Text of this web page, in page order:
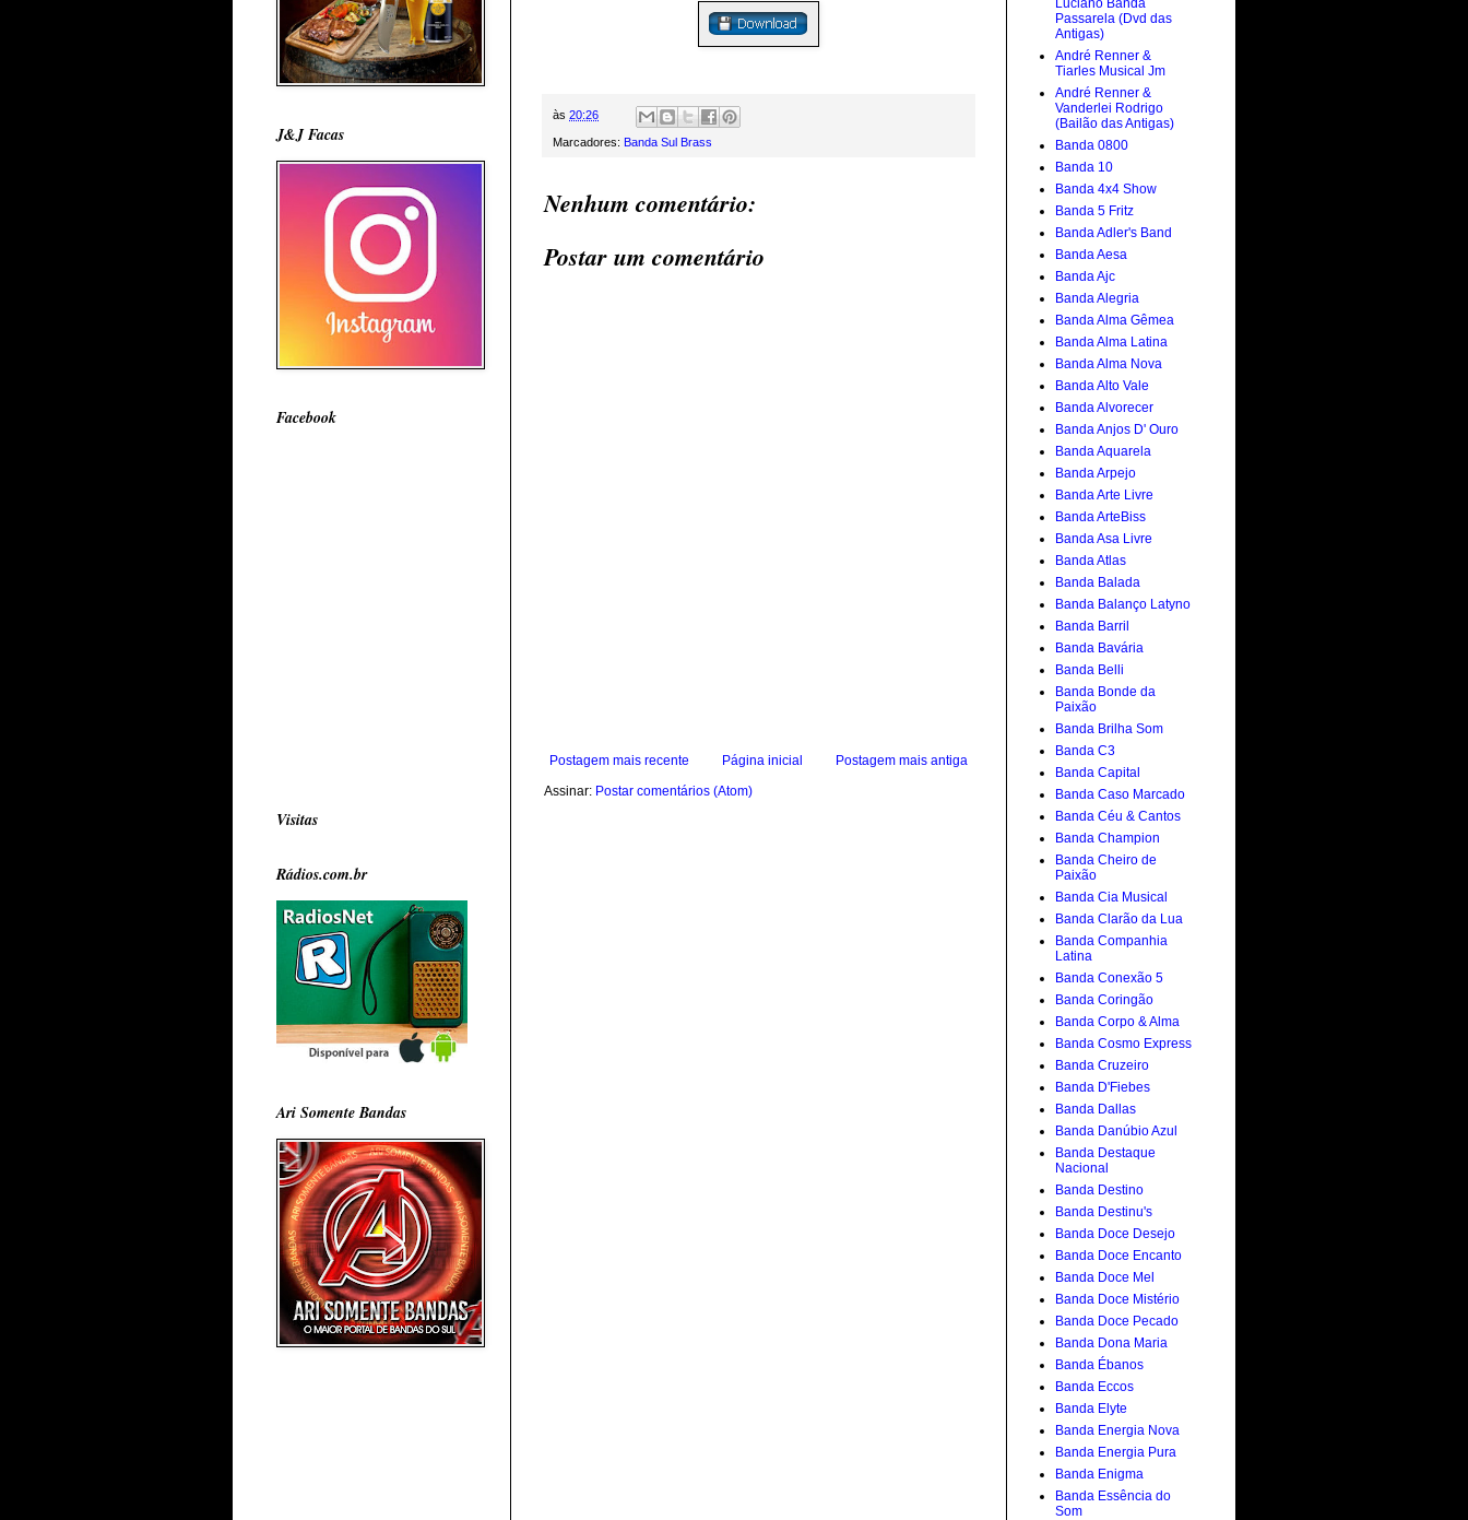
às 20:26
Marcadores: Banda Sul Brass
Nenhum comentário:
Postar um comentário
Postagem mais recente Postagem mais antiga
Página inicial
Assinar: Postar comentários (Atom)
J&J Facas
Facebook
Visitas
Rádios.com.br
Ari Somente Bandas
Passarela (Dvd das
Antigas)
André Renner &
Tiarles Musical Jm
André Renner &
Vanderlei Rodrigo
(Bailão das Antigas)
Banda 0800
Banda 10
Banda 4x4 Show
Banda 5 Fritz
Banda Adler's Band
Banda Aesa
Banda Ajc
Banda Alegria
Banda Alma Gêmea
Banda Alma Latina
Banda Alma Nova
Banda Alto Vale
Banda Alvorecer
Banda Anjos D' Ouro
Banda Aquarela
Banda Arpejo
Banda Arte Livre
Banda ArteBiss
Banda Asa Livre
Banda Atlas
Banda Balada
Banda Balanço Latyno
Banda Barril
Banda Bavária
Banda Belli
Banda Bonde da
Paixão
Banda Brilha Som
Banda C3
Banda Capital
Banda Caso Marcado
Banda Céu & Cantos
Banda Champion
Banda Cheiro de
Paixão
Banda Cia Musical
Banda Clarão da Lua
Banda Companhia
Latina
Banda Conexão 5
Banda Coringão
Banda Corpo & Alma
Banda Cosmo Express
Banda Cruzeiro
Banda D'Fiebes
Banda Dallas
Banda Danúbio Azul
Banda Destaque
Nacional
Banda Destino
Banda Destinu's
Banda Doce Desejo
Banda Doce Encanto
Banda Doce Mel
Banda Doce Mistério
Banda Doce Pecado
Banda Dona Maria
Banda Ébanos
Banda Eccos
Banda Elyte
Banda Energia Nova
Banda Energia Pura
Banda Enigma
Banda Essência do
Som